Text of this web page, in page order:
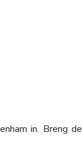
in. Breng de